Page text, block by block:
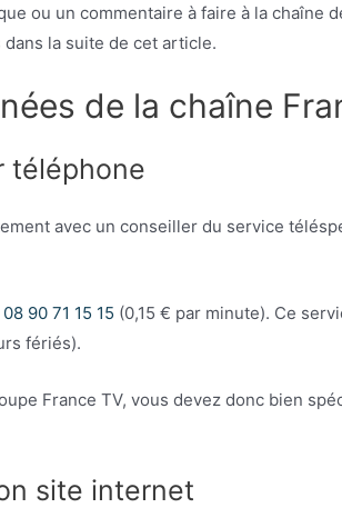
ou un commentaire à faire à la chaîne
la suite de cet article.
de la chaîne
téléphone
avec un conseiller du service
08 90 71 15 15 (0,15 € par minute). Ce
fériés).
France TV, vous devez donc bien
site internet